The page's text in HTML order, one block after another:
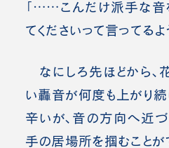
「……こんだけ派手な音
てくださいって言ってるよ
なにしろ先ほどから、
い轟音が何度も上がり続
辛いが、音の方向へ近
手の居場所を掴むことが